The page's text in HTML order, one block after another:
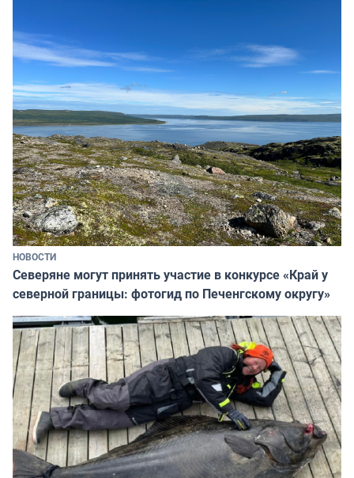
НОВОСТИ
Северяне могут принять участие в конкурсе «Край у
северной границы: фотогид по Печенгскому округу»